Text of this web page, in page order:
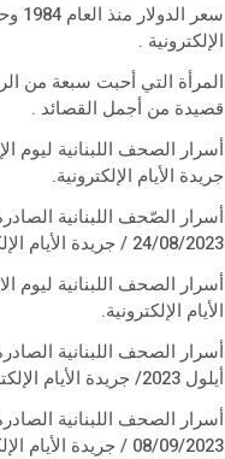
سعر
الإلكترونية .
المرأة التي أحبت سبعة من
قصيدة من أجمل القصائد .
جريدة الأيام الإلكترونية.
أسرار الصّحف اللبنانية
24/08/2023 / جريدة الأيام الإلكترونية.
الأيام الإلكترونية.
أيلول 2023/ جريدة الأيام الإلكترونية.
أسرار الصحف اللبنانية
08/09/2023 / جريدة الأيام الإلكترونية.